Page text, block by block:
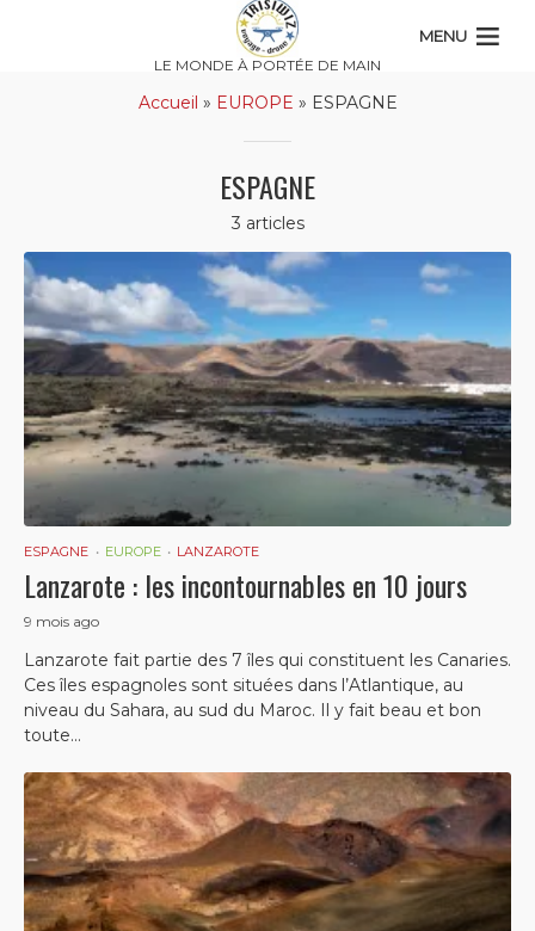
LE MONDE À PORTÉE DE MAIN
MENU
Accueil » EUROPE » ESPAGNE
ESPAGNE
3 articles
ESPAGNE EUROPE LANZAROTE
Lanzarote : les incontournables en 10 jours
9 mois ago
Lanzarote fait partie des 7 îles qui constituent les Canaries.
Ces îles espagnoles sont situées dans l’Atlantique, au
niveau du Sahara, au sud du Maroc. Il y fait beau et bon
toute...